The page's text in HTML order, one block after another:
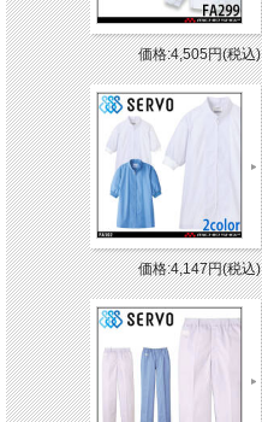
価格:4,505円(税込)
価格:4,147円(税込)